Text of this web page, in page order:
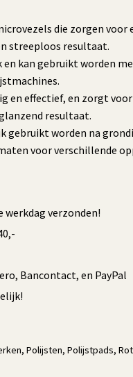
die zorgen
streeploos resultaat.
kan gebruikt worden
en effectief, en zorgt
resultaat.
gebruikt worden na
voor verschillende
verzonden!
Bancontact, en PayPal
, Polijsten, Polijstpads,